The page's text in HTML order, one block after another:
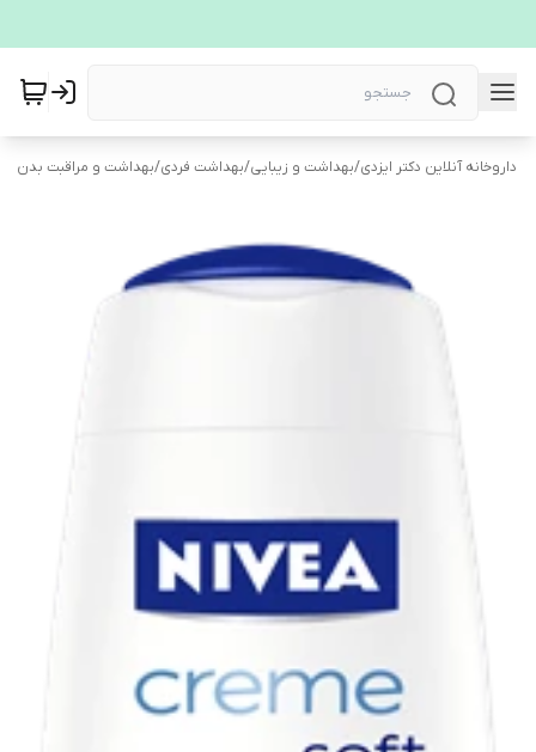
داروخانه آنلاین دکتر ایزدی/بهداشت و زیبایی/بهداشت فردی/بهداشت و مراقبت بدن